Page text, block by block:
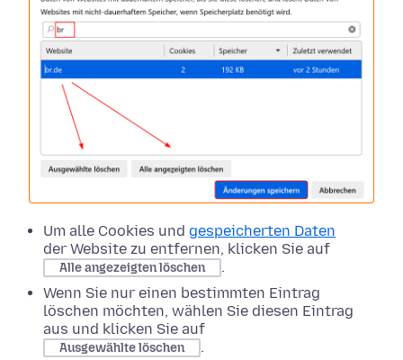
Um alle Cookies und gespeicherten Daten
der Website zu entfernen, klicken Sie auf
Alle angezeigten löschen
.
Wenn Sie nur einen bestimmten Eintrag
löschen möchten, wählen Sie diesen Eintrag
aus und klicken Sie auf
Ausgewählte löschen
.